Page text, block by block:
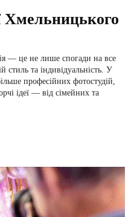
Хмельницького
— це не лише спогади на все
стиль та індивідуальність. У
професійних фотостудій,
ідеї — від сімейних та